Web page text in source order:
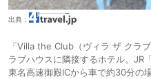
出典：
「Villa the Club（ヴィラ ザ クラ
ラブハウスに隣接するホテル。JR
東名高速御殿ICから車で約30分の